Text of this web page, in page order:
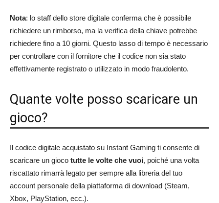
Nota: lo staff dello store digitale conferma che è possibile
richiedere un rimborso, ma la verifica della chiave potrebbe
richiedere fino a 10 giorni. Questo lasso di tempo è necessario
per controllare con il fornitore che il codice non sia stato
effettivamente registrato o utilizzato in modo fraudolento.
Quante volte posso scaricare un
gioco?
Il codice digitale acquistato su Instant Gaming ti consente di
scaricare un gioco tutte le volte che vuoi, poiché una volta
riscattato rimarrà legato per sempre alla libreria del tuo
account personale della piattaforma di download (Steam,
Xbox, PlayStation, ecc.).